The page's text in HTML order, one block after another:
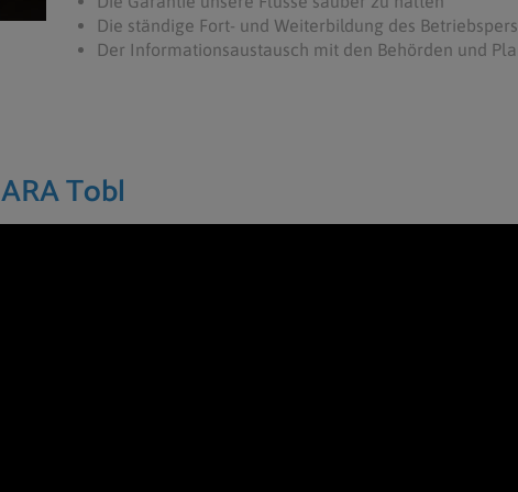
Die ständige Fort- und Weiterbildung des
Der Informationsaustausch mit den Behörden und
Tobl